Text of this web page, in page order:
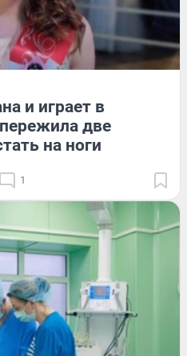
и играет в
две
на ноги
1